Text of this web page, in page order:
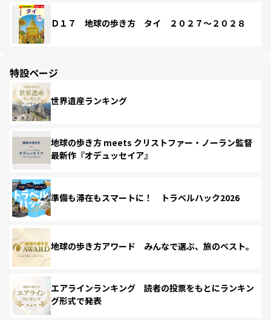
Ｄ１７ 地球の歩き方 タイ ２０２７～２０２８
特設ページ
世界遺産ランキング
地球の歩き方 meets クリストファー・ノーラン監督
最新作『オデュッセイア』
準備も滞在もスマートに！ トラベルハック2026
地球の歩き方アワード みんなで選ぶ、旅のベスト。
エアラインランキング 読者の投票をもとにランキン
グ形式で発表